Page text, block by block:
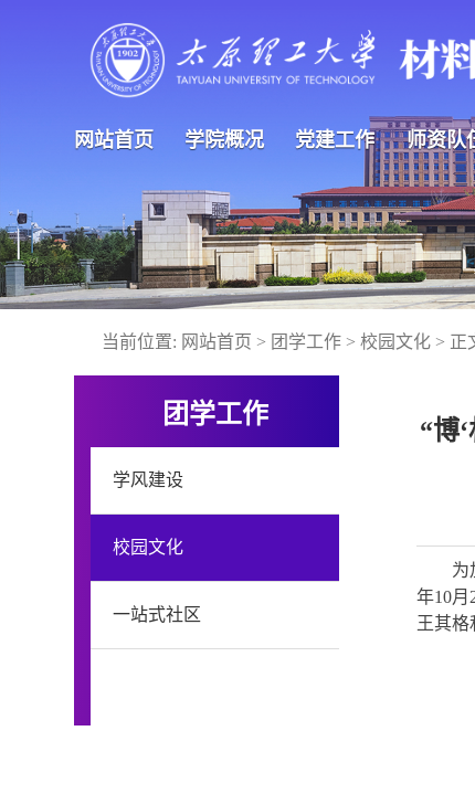
网站首页 学院概况 党建工作 师资队
当前位置: 网站首页 > 团学工作 >校园文化 > 正
团学工作
学风建设
校园文化
一站式社区
“博
为
年10月
王其格